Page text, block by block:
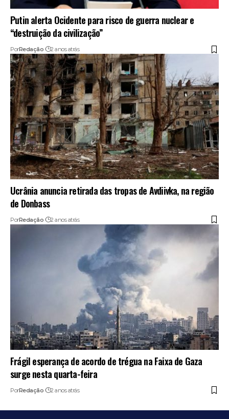
Putin alerta Ocidente para risco de guerra nuclear e
“destruição da civilização”
PorRedação 2 anos atrás
Ucrânia anuncia retirada das tropas de Avdiivka, na região
de Donbass
PorRedação 2 anos atrás
Frágil esperança de acordo de trégua na Faixa de Gaza
surge nesta quarta-feira
PorRedação 2 anos atrás